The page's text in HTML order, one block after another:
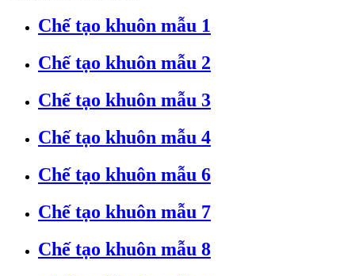
Chế tạo khuôn mẫu 1
Chế tạo khuôn mẫu 2
Chế tạo khuôn mẫu 3
Chế tạo khuôn mẫu 4
Chế tạo khuôn mẫu 6
Chế tạo khuôn mẫu 7
Chế tạo khuôn mẫu 8